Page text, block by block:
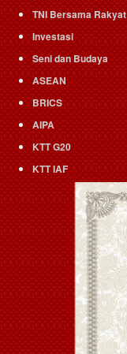
TNI Bersama Rakyat
Investasi
Seni dan Budaya
ASEAN
BRICS
AIPA
KTT G20
KTT IAF